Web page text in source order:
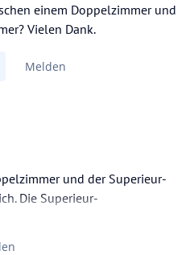
einem Doppelzimmer und
Vielen Dank.
Melden
und der Superieur-
Die Superieur-
renoviert worden.